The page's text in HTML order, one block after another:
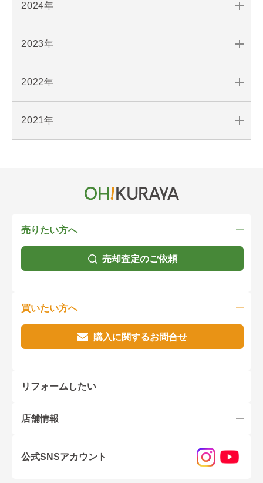
2024年
2023年
2022年
2021年
売りたい方へ
売却査定のご依頼
買いたい方へ
購入に関するお問合せ
リフォームしたい
店舗情報
公式SNSアカウント